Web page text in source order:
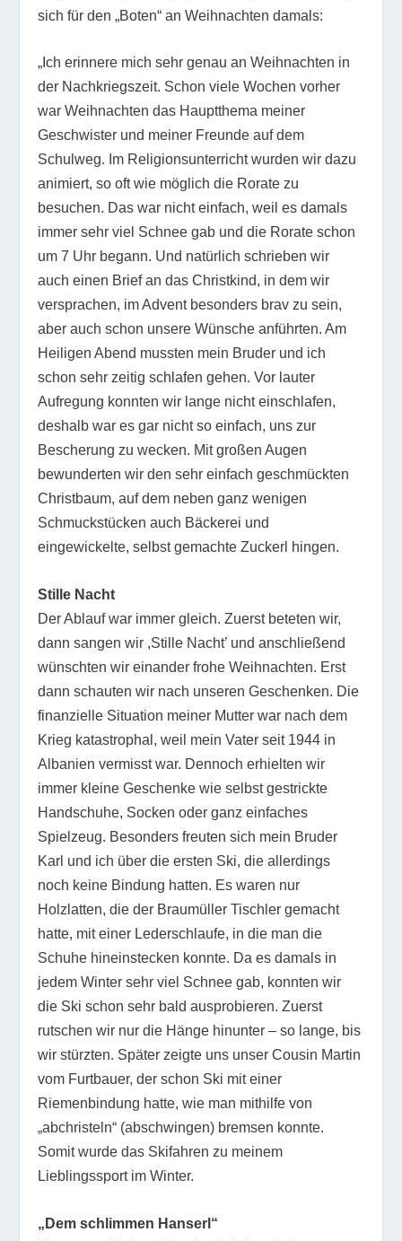
sich für den „Boten“ an Weihnachten damals:
„Ich erinnere mich sehr genau an Weihnachten in
der Nachkriegszeit. Schon viele Wochen vorher
war Weihnachten das Hauptthema meiner
Geschwister und meiner Freunde auf dem
Schulweg. Im Religionsunterricht wurden wir dazu
animiert, so oft wie möglich die Rorate zu
besuchen. Das war nicht einfach, weil es damals
immer sehr viel Schnee gab und die Rorate schon
um 7 Uhr begann. Und natürlich schrieben wir
auch einen Brief an das Christkind, in dem wir
versprachen, im Advent besonders brav zu sein,
aber auch schon unsere Wünsche anführten. Am
Heiligen Abend mussten mein Bruder und ich
schon sehr zeitig schlafen gehen. Vor lauter
Aufregung konnten wir lange nicht einschlafen,
deshalb war es gar nicht so einfach, uns zur
Bescherung zu wecken. Mit großen Augen
bewunderten wir den sehr einfach geschmückten
Christbaum, auf dem neben ganz wenigen
Schmuckstücken auch Bäckerei und
eingewickelte, selbst gemachte Zuckerl hingen.
Stille Nacht
Der Ablauf war immer gleich. Zuerst beteten wir,
dann sangen wir ,Stille Nacht’ und anschließend
wünschten wir einander frohe Weihnachten. Erst
dann schauten wir nach unseren Geschenken. Die
finanzielle Situation meiner Mutter war nach dem
Krieg katastrophal, weil mein Vater seit 1944 in
Albanien vermisst war. Dennoch erhielten wir
immer kleine Geschenke wie selbst gestrickte
Handschuhe, Socken oder ganz einfaches
Spielzeug. Besonders freuten sich mein Bruder
Karl und ich über die ersten Ski, die allerdings
noch keine Bindung hatten. Es waren nur
Holzlatten, die der Braumüller Tischler gemacht
hatte, mit einer Lederschlaufe, in die man die
Schuhe hineinstecken konnte. Da es damals in
jedem Winter sehr viel Schnee gab, konnten wir
die Ski schon sehr bald ausprobieren. Zuerst
rutschen wir nur die Hänge hinunter – so lange, bis
wir stürzten. Später zeigte uns unser Cousin Martin
vom Furtbauer, der schon Ski mit einer
Riemenbindung hatte, wie man mithilfe von
„abchristeln“ (abschwingen) bremsen konnte.
Somit wurde das Skifahren zu meinem
Lieblingssport im Winter.
„Dem schlimmen Hanserl“